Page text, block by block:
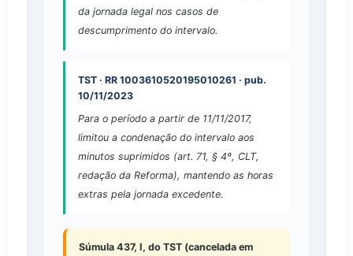
da jornada legal nos casos de
descumprimento do intervalo.
TST · RR 1003610520195010261 · pub.
10/11/2023
Para o período a partir de 11/11/2017,
limitou a condenação do intervalo aos
minutos suprimidos (art. 71, § 4º, CLT,
redação da Reforma), mantendo as horas
extras pela jornada excedente.
Súmula 437, I, do TST (cancelada em